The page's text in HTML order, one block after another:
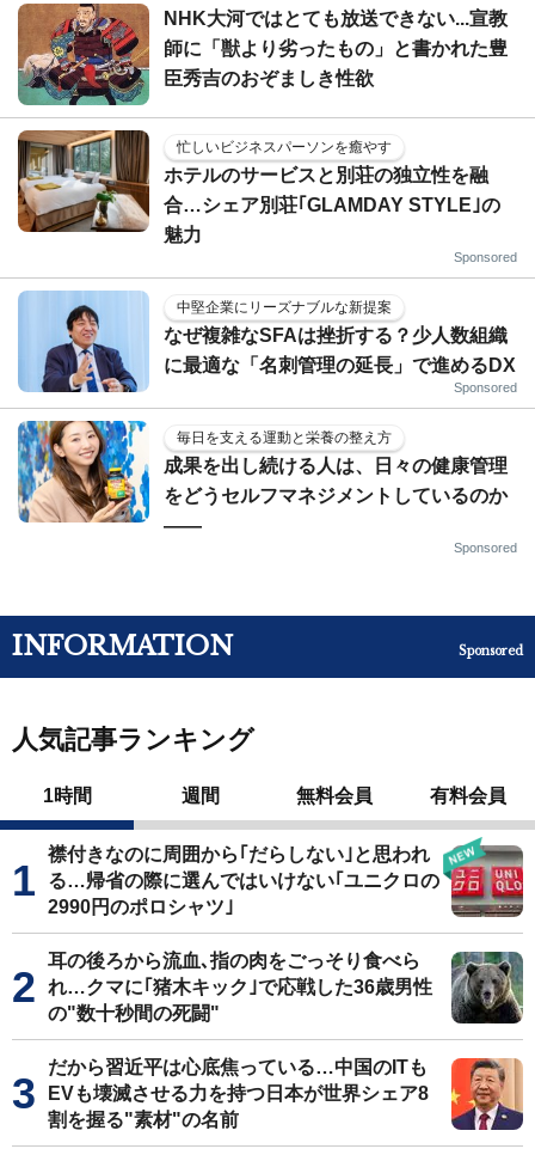
NHK大河ではとても放送できない...宣教
師に「獣より劣ったもの」と書かれた豊
臣秀吉のおぞましき性欲
忙しいビジネスパーソンを癒やす
ホテルのサービスと別荘の独立性を融
合…シェア別荘｢GLAMDAY STYLE｣の
魅力
Sponsored
中堅企業にリーズナブルな新提案
なぜ複雑なSFAは挫折する？少人数組織
に最適な「名刺管理の延長」で進めるDX
Sponsored
毎日を支える運動と栄養の整え方
成果を出し続ける人は、日々の健康管理
をどうセルフマネジメントしているのか
——
Sponsored
INFORMATION Sponsored
人気記事ランキング
1時間 週間 無料会員 有料会員
襟付きなのに周囲から｢だらしない｣と思われ
る…帰省の際に選んではいけない｢ユニクロの
2990円のポロシャツ｣
耳の後ろから流血､指の肉をごっそり食べら
れ…クマに｢猪木キック｣で応戦した36歳男性
の"数十秒間の死闘"
だから習近平は心底焦っている…中国のITも
EVも壊滅させる力を持つ日本が世界シェア8
割を握る"素材"の名前